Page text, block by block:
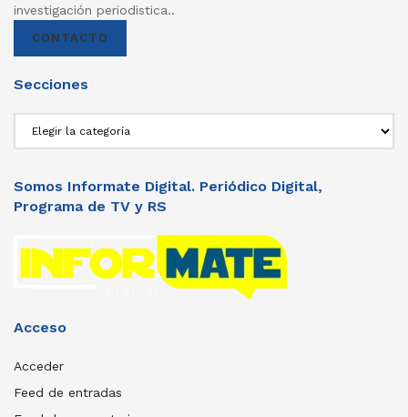
investigación periodistica..
CONTACTO
Secciones
Somos Informate Digital. Periódico Digital,
Programa de TV y RS
Acceso
Acceder
Feed de entradas